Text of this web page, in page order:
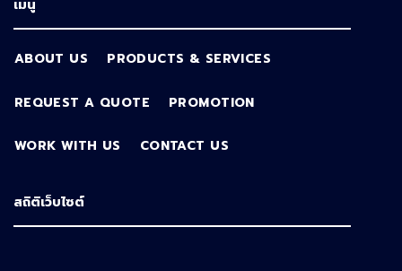
เมนู
ABOUT US PRODUCTS & SERVICES
REQUEST A QUOTE PROMOTION
WORK WITH US CONTACT US
สถิติเว็บไซต์